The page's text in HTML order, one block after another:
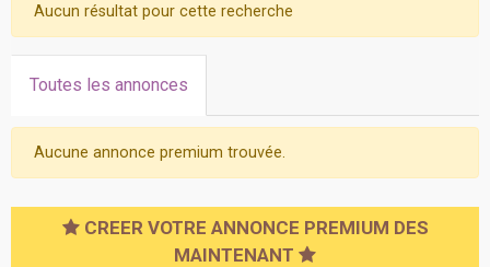
Aucun résultat pour cette recherche
Toutes les annonces
Aucune annonce premium trouvée.
CREER VOTRE ANNONCE PREMIUM DES
MAINTENANT